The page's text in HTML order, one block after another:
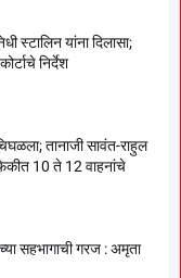
स्टालिन यांना दिलासा;
निर्देश
तानाजी सावंत-राहुल
10 ते 12 वाहनांचे
सहभागाची गरज : अमृता